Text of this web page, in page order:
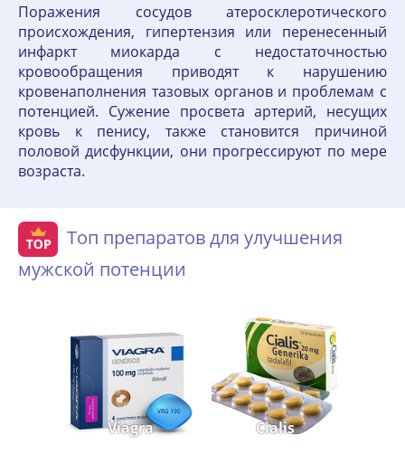
Поражения сосудов атеросклеротического
происхождения, гипертензия или перенесенный
инфаркт миокарда с недостаточностью
кровообращения приводят к нарушению
кровенаполнения тазовых органов и проблемам с
потенцией. Сужение просвета артерий, несущих
кровь к пенису, также становится причиной
половой дисфункции, они прогрессируют по мере
возраста.
Топ препаратов для улучшения
мужской потенции
Viagra Cialis